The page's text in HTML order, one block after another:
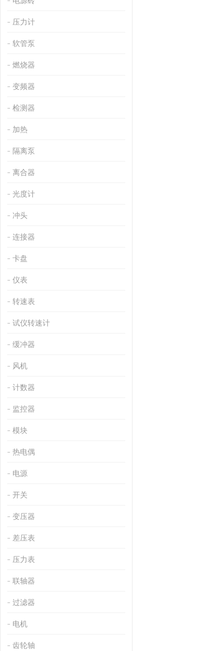
压力计
软管泵
燃烧器
变频器
检测器
加热
隔离泵
离合器
光度计
冲头
连接器
卡盘
仪表
转速表
试仪转速计
缓冲器
风机
计数器
监控器
模块
热电偶
电源
开关
变压器
差压表
压力表
联轴器
过滤器
电机
齿轮轴